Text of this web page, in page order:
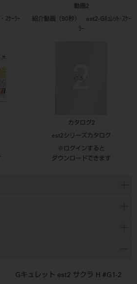
ｽｹｰﾗｰ
動画2
紹介動画（90秒） est2-Gｷｭﾚｯﾄ･ｽｹｰ
ﾗｰ
カタログ2
est2シリーズカタログ
※ログインすると
ダウンロードできます
Gキュレット est2 サクラ H #G1-2